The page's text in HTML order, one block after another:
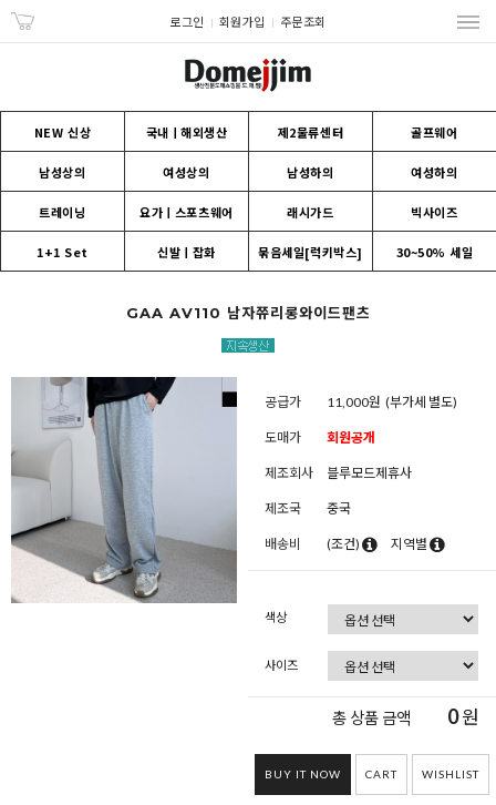
로그인 회원가입 주문조회
NEW 신상 국내ㅣ해외생산 제2물류센터 골프웨어
남성상의 여성상의 남성하의 여성하의
트레이닝 요가ㅣ스포츠웨어 래시가드 빅사이즈
1+1 Set 신발ㅣ잡화 묶음세일[럭키박스] 30~50% 세일
GAA AV110 남자쮸리롱와이드팬츠
공급가 11,000원 (부가세 별도)
도매가 회원공개
제조회사 블루모드제휴사
제조국 중국
배송비 (조건) 지역별
색상
사이즈
총 상품 금액 0원
BUY IT NOW CART WISHLIST